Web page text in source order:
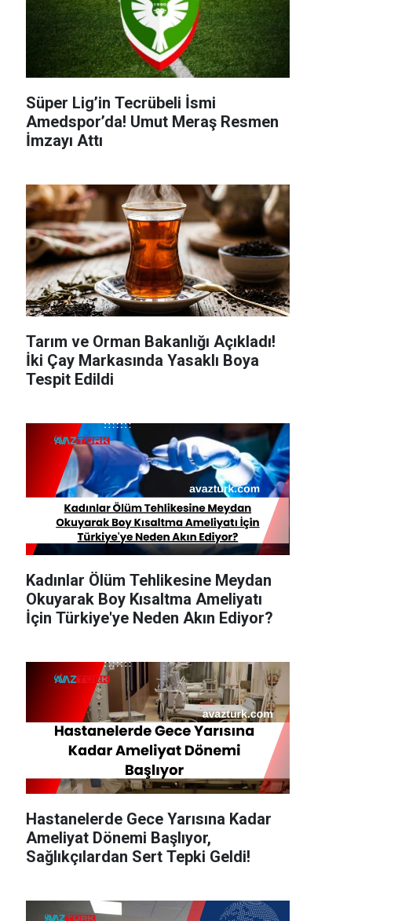
Süper Lig’in Tecrübeli İsmi
Amedspor’da! Umut Meraş Resmen
İmzayı Attı
Tarım ve Orman Bakanlığı Açıkladı!
İki Çay Markasında Yasaklı Boya
Tespit Edildi
Kadınlar Ölüm Tehlikesine Meydan
Okuyarak Boy Kısaltma Ameliyatı
İçin Türkiye'ye Neden Akın Ediyor?
Hastanelerde Gece Yarısına Kadar
Ameliyat Dönemi Başlıyor,
Sağlıkçılardan Sert Tepki Geldi!